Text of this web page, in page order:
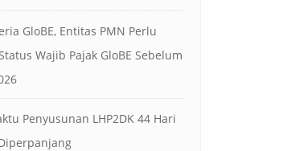
GloBE, Entitas PMN Perlu
Wajib Pajak GloBE Sebelum
Penyusunan LHP2DK 44 Hari